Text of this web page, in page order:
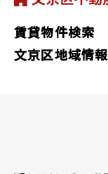
賃貸物件検索
文京区地域情報